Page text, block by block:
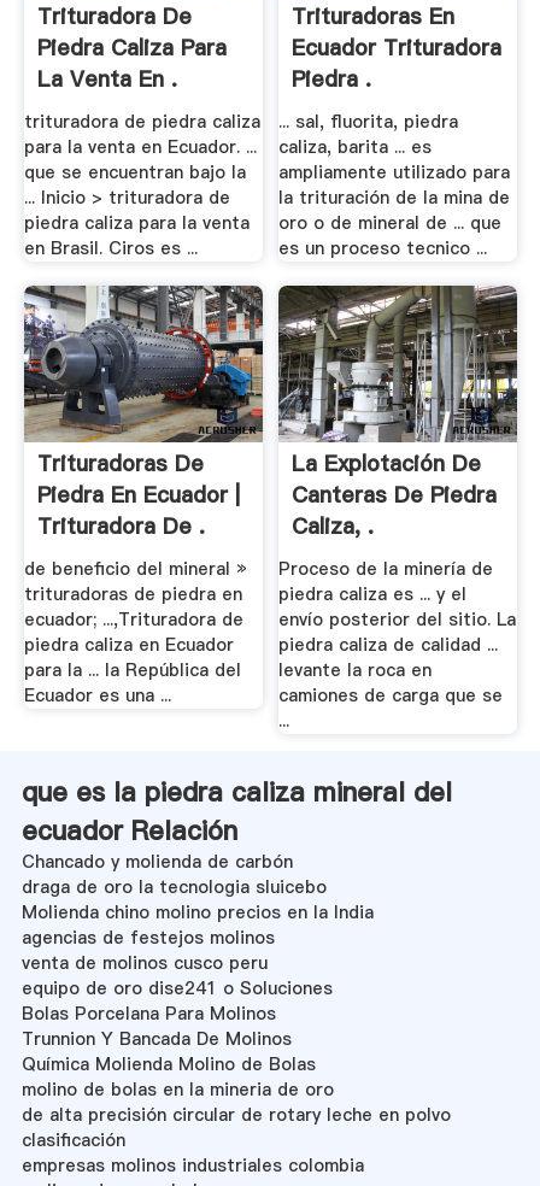
Trituradora De
Piedra Caliza Para
La Venta En .
trituradora de piedra caliza
para la venta en Ecuador. ...
que se encuentran bajo la
... Inicio > trituradora de
piedra caliza para la venta
en Brasil. Ciros es ...
Trituradoras En
Ecuador Trituradora
Piedra .
... sal, fluorita, piedra
caliza, barita ... es
ampliamente utilizado para
la trituración de la mina de
oro o de mineral de ... que
es un proceso tecnico ...
Trituradoras De
Piedra En Ecuador |
Trituradora De .
de beneficio del mineral »
trituradoras de piedra en
ecuador; ...,Trituradora de
piedra caliza en Ecuador
para la ... la República del
Ecuador es una ...
La Explotación De
Canteras De Piedra
Caliza, .
Proceso de la minería de
piedra caliza es ... y el
envío posterior del sitio. La
piedra caliza de calidad ...
levante la roca en
camiones de carga que se
...
que es la piedra caliza mineral del
ecuador Relación
Chancado y molienda de carbón
draga de oro la tecnologia sluicebo
Molienda chino molino precios en la India
agencias de festejos molinos
venta de molinos cusco peru
equipo de oro dise241 o Soluciones
Bolas Porcelana Para Molinos
Trunnion Y Bancada De Molinos
Química Molienda Molino de Bolas
molino de bolas en la mineria de oro
de alta precisión circular de rotary leche en polvo
clasificación
empresas molinos industriales colombia